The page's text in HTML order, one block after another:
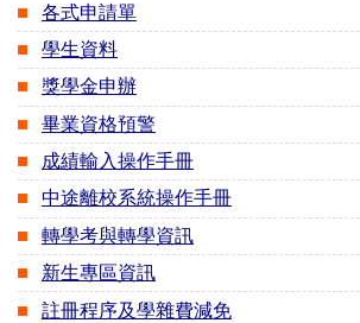
各式申請單
學生資料
獎學金申辦
畢業資格預警
成績輸入操作手冊
中途離校系統操作手冊
轉學考與轉學資訊
新生專區資訊
註冊程序及學雜費減免